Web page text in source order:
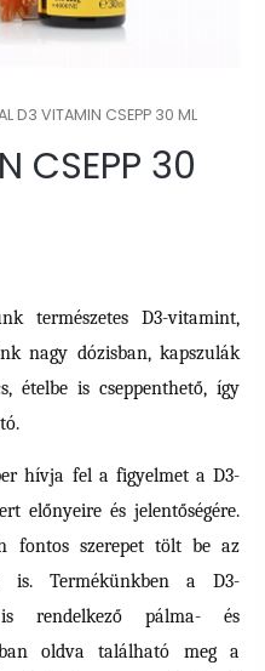
D3 VITAMIN CSEPP 30 ML
CSEPP 30
természetes D3-vitamint,
nagy dózisban, kapszulák
ételbe is cseppenthető, így
hívja fel a figyelmet a D3-
előnyeire és jelentőségére.
fontos szerepet tölt be az
is. Termékünkben a D3-
is rendelkező pálma- és
oldva található meg a